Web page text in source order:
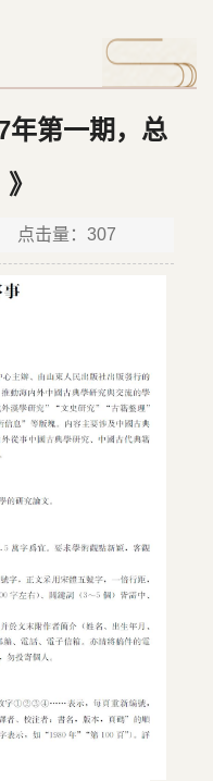
年第一期，总
点击量： 307